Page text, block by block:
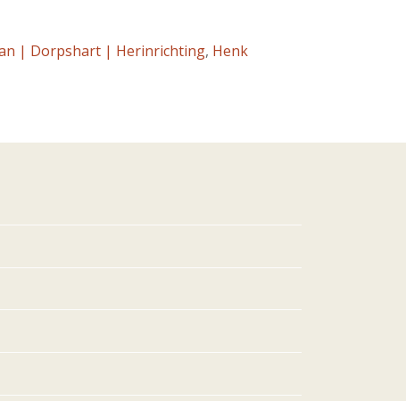
| Dorpshart | Herinrichting, Henk